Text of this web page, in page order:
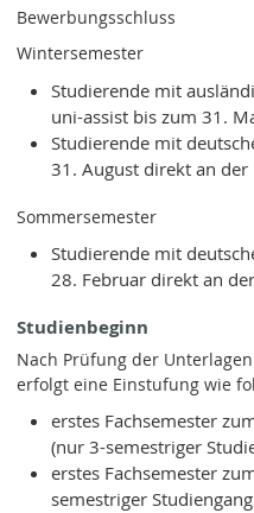
Bewerbungsschluss
Wintersemester
Studierende mit
uni-assist bis zum 31.
Studierende mit
31. August direkt an der
Sommersemester
Studierende mit
28. Februar direkt an
Studienbeginn
Nach Prüfung der
erfolgt eine Einstufung wie
erstes Fachsemester
(nur 3-semestriger
erstes Fachsemester
semestriger